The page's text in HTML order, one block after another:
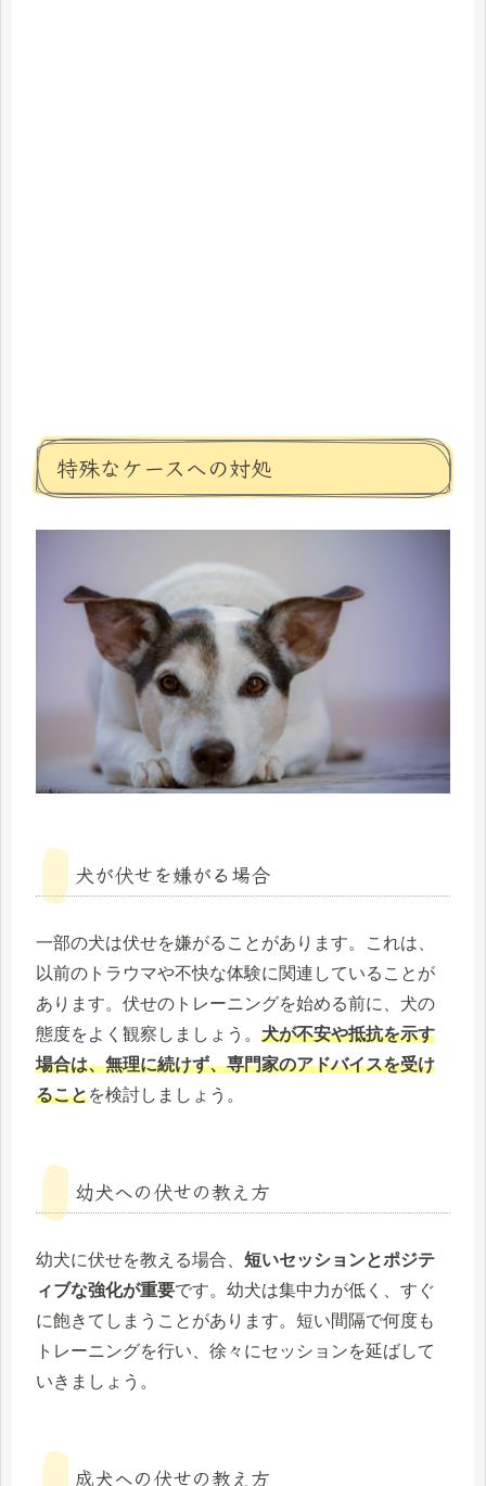
特殊なケースへの対処
犬が伏せを嫌がる場合
一部の犬は伏せを嫌がることがあります。これは、
以前のトラウマや不快な体験に関連していることが
あります。伏せのトレーニングを始める前に、犬の
態度をよく観察しましょう。 犬が不安や抵抗を示す
場合は、無理に続けず、専門家のアドバイスを受け
ることを検討しましょう。
幼犬への伏せの教え方
幼犬に伏せを教える場合、 短いセッションとポジテ
ィブな強化が重要です。幼犬は集中力が低く、すぐ
に飽きてしまうことがあります。短い間隔で何度も
トレーニングを行い、徐々にセッションを延ばして
いきましょう。
成犬への伏せの教え方